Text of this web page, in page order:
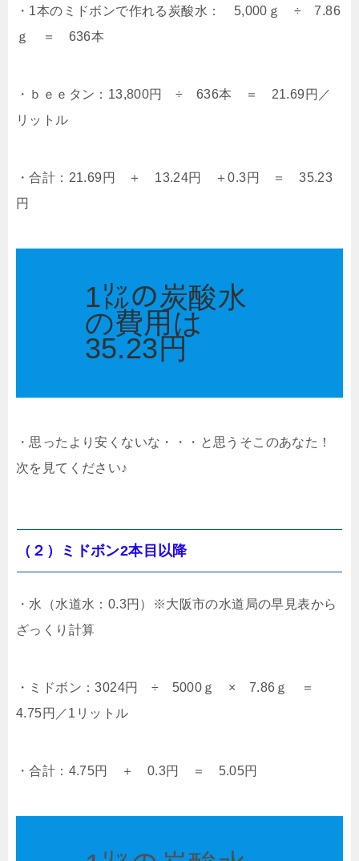
・1本のミドボンで作れる炭酸水： 5,000ｇ ÷ 7.86
ｇ ＝ 636本
・ｂｅｅタン：13,800円 ÷ 636本 ＝ 21.69円／
リットル
・合計：21.69円 ＋ 13.24円 ＋0.3円 ＝ 35.23
円
1㍑の炭酸水
の費用は
35.23円
・思ったより安くないな・・・と思うそこのあなた！
次を見てください♪
（２）ミドボン2本目以降
・水（水道水：0.3円）※大阪市の水道局の早見表から
ざっくり計算
・ミドボン：3024円 ÷ 5000ｇ × 7.86ｇ ＝
4.75円／1リットル
・合計：4.75円 ＋ 0.3円 ＝ 5.05円